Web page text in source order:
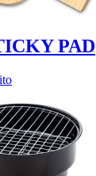
PAD